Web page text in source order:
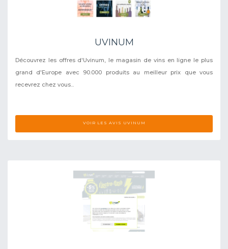
UVINUM
Découvrez les offres d'Uvinum, le magasin de vins en ligne le plus
grand d'Europe avec 90.000 produits au meilleur prix que vous
recevrez chez vous...
VOIR LES AVIS UVINUM